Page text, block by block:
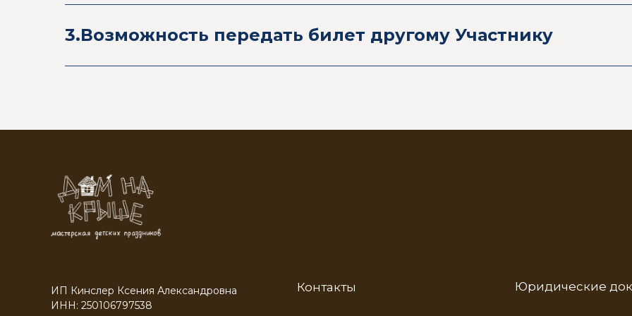
3.Возможность передать билет другому Участнику
Юридические
Контакты
ИП Кинслер Ксения Александровна
ИНН: 250106797538